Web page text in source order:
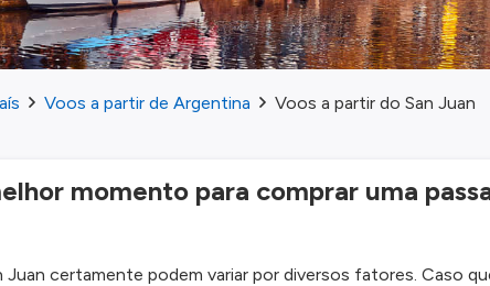
Voos a partir de Argentina Voos a partir do San Juan
momento para comprar uma
Juan certamente podem variar por diversos fatores. Caso